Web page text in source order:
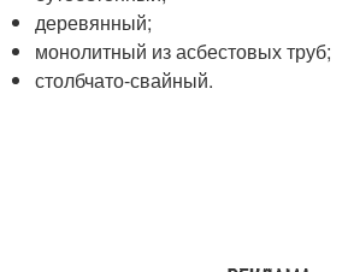
деревянный;
монолитный из асбестовых труб;
столбчато-свайный.